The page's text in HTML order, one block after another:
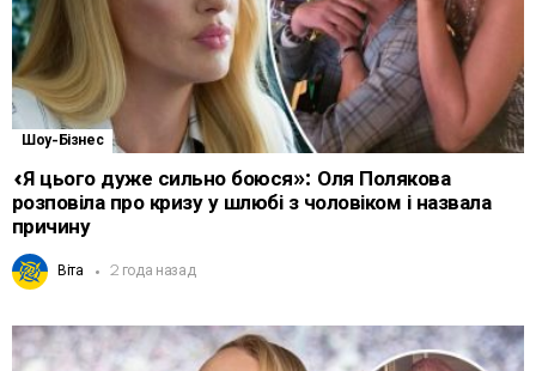
Шоу-Бізнес
«Я цього дуже сильно боюся»: Оля Полякова
розповіла про кризу у шлюбі з чоловіком і назвала
причину
Віта 2 года назад